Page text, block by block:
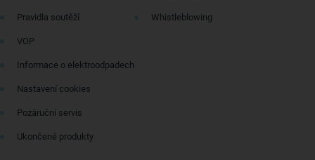
Pravidla soutěží
VOP
Informace o elektroodpadech
Nastavení cookies
Pozáruční servis
Ukončené produkty
Whistleblowing